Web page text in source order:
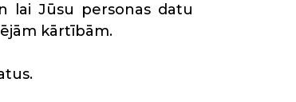
lai Jūsu personas datu
kārtībām.